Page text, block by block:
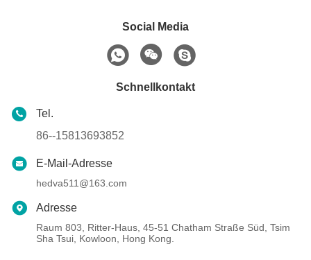
Social Media
Schnellkontakt
Tel.
86--15813693852
E-Mail-Adresse
hedva511@163.com
Adresse
Raum 803, Ritter-Haus, 45-51 Chatham Straße Süd, Tsim
Sha Tsui, Kowloon, Hong Kong.